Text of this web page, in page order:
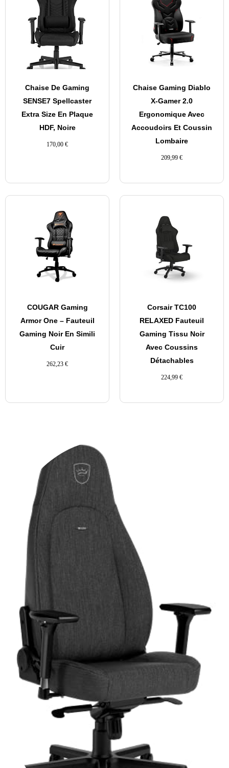
Chaise De Gaming
SENSE7 Spellcaster
Extra Size En Plaque
HDF, Noire
170,00 €
Chaise Gaming Diablo
X-Gamer 2.0
Ergonomique Avec
Accoudoirs Et Coussin
Lombaire
209,99 €
COUGAR Gaming
Armor One – Fauteuil
Gaming Noir En Simili
Cuir
262,23 €
Corsair TC100
RELAXED Fauteuil
Gaming Tissu Noir
Avec Coussins
Détachables
224,99 €